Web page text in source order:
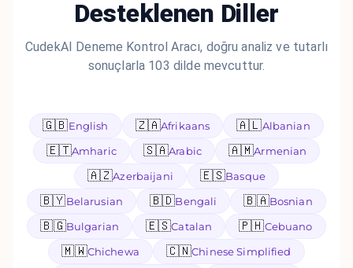
Desteklenen Diller
CudekAI Deneme Kontrol Aracı, doğru analiz ve tutarlı
sonuçlarla 103 dilde mevcuttur.
🇬🇧English 🇿🇦Afrikaans 🇦🇱Albanian
🇪🇹Amharic 🇸🇦Arabic 🇦🇲Armenian
🇦🇿Azerbaijani 🇪🇸Basque
🇧🇾Belarusian 🇧🇩Bengali 🇧🇦Bosnian
🇧🇬Bulgarian 🇪🇸Catalan 🇵🇭Cebuano
🇲🇼Chichewa 🇨🇳Chinese Simplified